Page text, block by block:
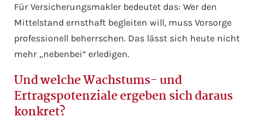
Für Versicherungsmakler bedeutet das: Wer den
Mittelstand ernsthaft begleiten will, muss Vorsorge
professionell beherrschen. Das lässt sich heute nicht
mehr „nebenbei“ erledigen.
Und welche Wachstums- und
Ertragspotenziale ergeben sich daraus
konkret?